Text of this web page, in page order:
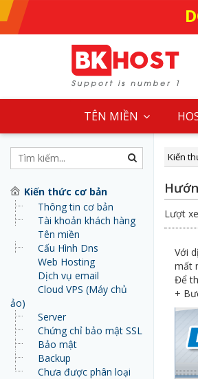
TÊN MIỀN
Kiến thức cơ bản
Thông tin cơ bản
Tài khoản khách hàng
Tên miền
Cấu Hình Dns
Web Hosting
Dịch vụ email
Cloud VPS (Máy chủ
ảo)
Server
Chứng chỉ bảo mật SSL
Bảo mật
Backup
Chưa được phân loại
Kiến
Lượt
Với
mất
Để
+